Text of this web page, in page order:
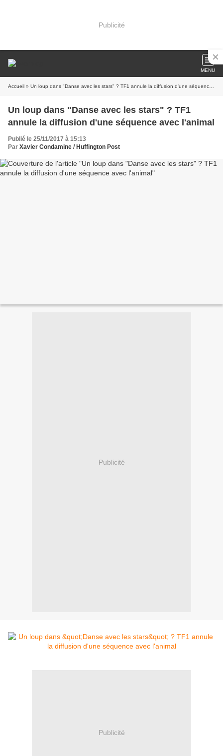
Publicité
MENU
Accueil » Un loup dans "Danse avec les stars" ? TF1 annule la diffusion d'une séquence avec l'animal
Un loup dans "Danse avec les stars" ? TF1
annule la diffusion d'une séquence avec l'animal
Publié le 25/11/2017 à 15:13
Par Xavier Condamine / Huffington Post
Publicité
Publicité